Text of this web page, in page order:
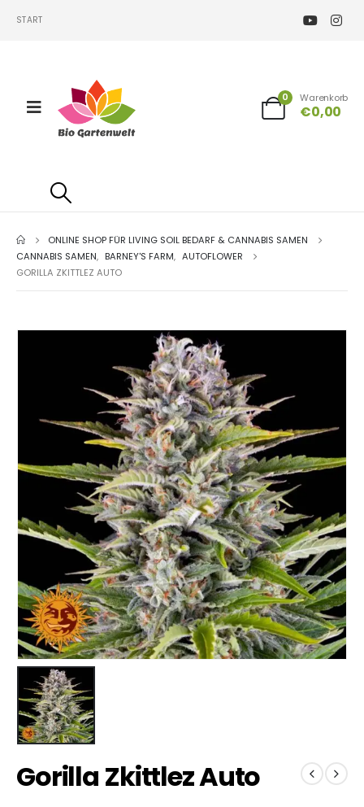
START
0 Warenkorb
€0,00
ONLINE SHOP FÜR LIVING SOIL BEDARF & CANNABIS SAMEN
CANNABIS SAMEN, BARNEY'S FARM, AUTOFLOWER
GORILLA ZKITTLEZ AUTO
Gorilla Zkittlez Auto